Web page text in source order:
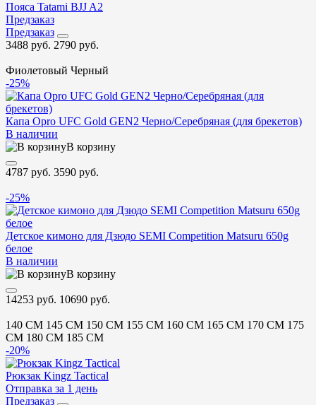
Пояса Tatami BJJ A2
Предзаказ
Предзаказ
3488 руб. 2790 руб.
Фиолетовый Черный
-25%
Капа Opro UFC Gold GEN2 Черно/Серебряная (для брекетов)
В наличии
В корзину
4787 руб. 3590 руб.
-25%
Детское кимоно для Дзюдо SEMI Competition Matsuru 650g
белое
В наличии
В корзину
14253 руб. 10690 руб.
140 CM 145 CM 150 CM 155 CM 160 CM 165 CM 170 CM 175
CM 180 CM 185 CM
-20%
Рюкзак Kingz Tactical
Отправка за 1 день
Предзаказ